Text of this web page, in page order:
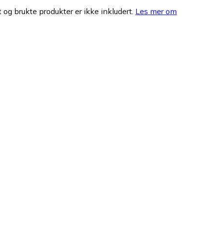
brukte produkter er ikke inkludert. Les mer om